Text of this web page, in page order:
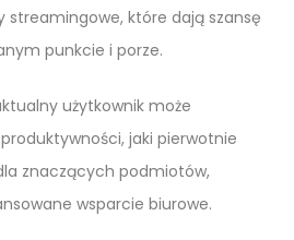
streamingowe, które dają szansę
punkcie i porze.
użytkownik może
jaki pierwotnie
znaczących podmiotów,
wsparcie biurowe.